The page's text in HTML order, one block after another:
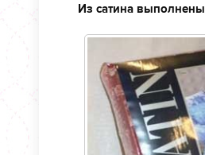
Из сатина выполнены